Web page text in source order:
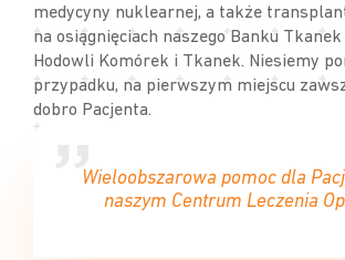
medycyny nuklearnej, a także
na osiągnięciach naszego Banku
Hodowli Komórek i Tkanek. Niesiemy
przypadku, na pierwszym miejscu
dobro Pacjenta.
Wieloobszarowa pomoc dla
naszym Centrum Leczenia